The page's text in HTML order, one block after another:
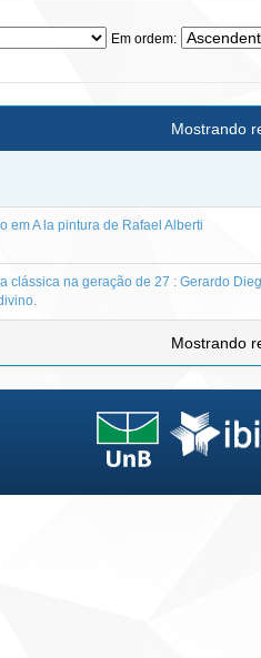
Em ordem:
Mostrando
em A la pintura de Rafael Alberti
clássica na geração de 27 : Gerardo
Mostrando